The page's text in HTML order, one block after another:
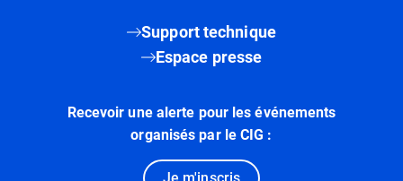
Support technique
Espace presse
Recevoir une alerte pour les événements
organisés par le CIG :